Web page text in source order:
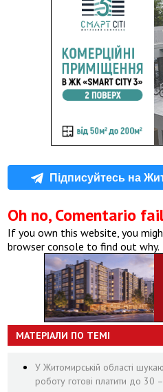
Підписуйтесь на
Oh no, Comentario
If you own this website, you
browser console to find out why.
МАТЕРІАЛИ ПО ТЕМІ
У Житомирській області
роботу готові платити до 30